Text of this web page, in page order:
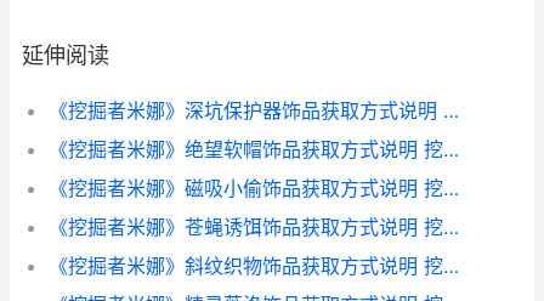
延伸阅读
《挖掘者米娜》深坑保护器饰品获取方式说明 挖掘者米娜骸骨海滩
《挖掘者米娜》绝望软帽饰品获取方式说明 挖掘者米娜攻略
《挖掘者米娜》磁吸小偷饰品获取方式说明 挖掘者米娜 流程
《挖掘者米娜》苍蝇诱饵饰品获取方式说明 挖掘者米娜 梯子
《挖掘者米娜》斜纹织物饰品获取方式说明 挖掘者米娜 梯子